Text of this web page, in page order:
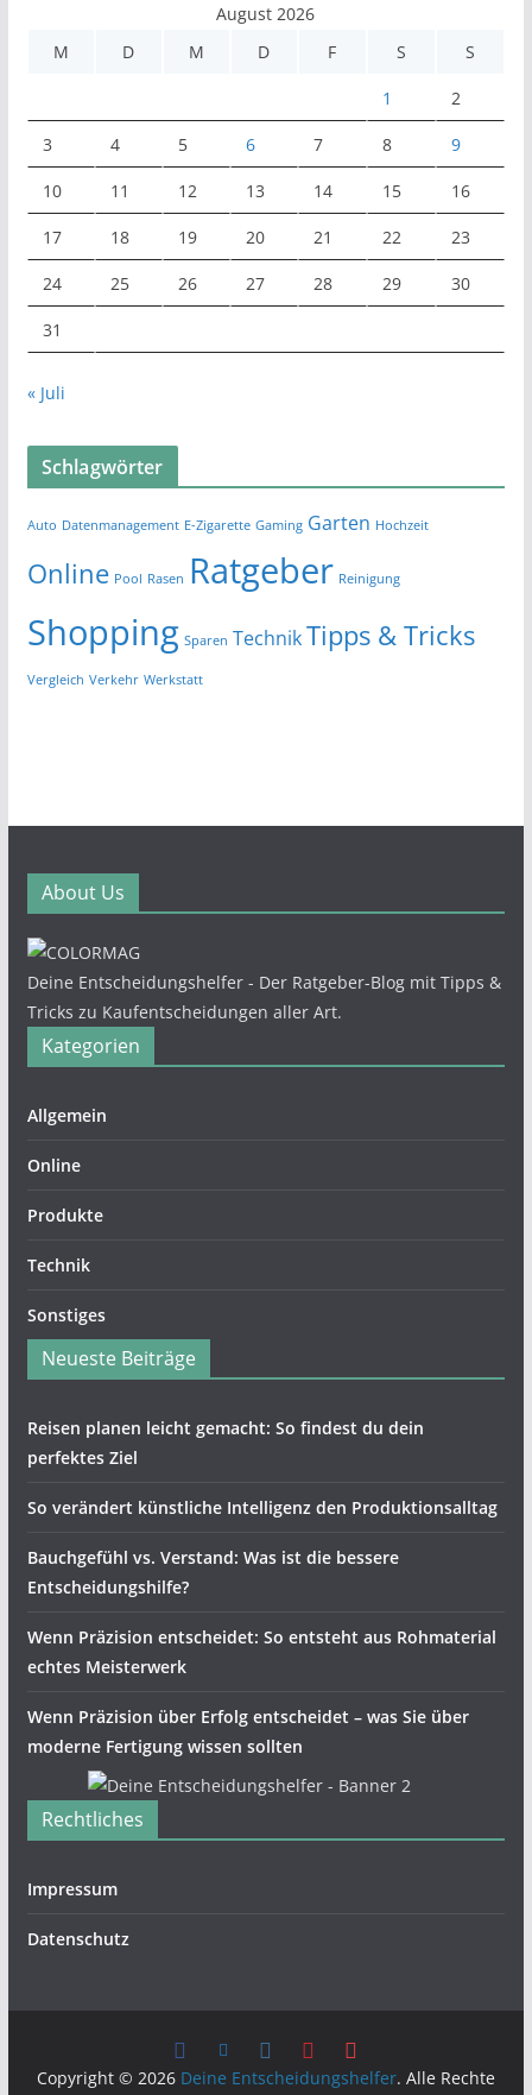
August 2026
M
D M D F S S
1 2
3 4 5 6 7 8 9
10 11 12 13 14 15 16
17 18 19 20 21 22 23
24 25 26 27 28 29 30
31
« Juli
Schlagwörter
Auto Datenmanagement E-Zigarette Gaming Garten Hochzeit
Online Pool Rasen Ratgeber Reinigung
Shopping Sparen TechnikTipps & Tricks
Vergleich Verkehr Werkstatt
About Us
Deine Entscheidungshelfer - Der Ratgeber-Blog mit Tipps &
Tricks zu Kaufentscheidungen aller Art.
Kategorien
Allgemein
Online
Produkte
Technik
Sonstiges
Neueste Beiträge
Reisen planen leicht gemacht: So findest du dein
perfektes Ziel
So verändert künstliche Intelligenz den Produktionsalltag
Bauchgefühl vs. Verstand: Was ist die bessere
Entscheidungshilfe?
Wenn Präzision entscheidet: So entsteht aus Rohmaterial
echtes Meisterwerk
Wenn Präzision über Erfolg entscheidet – was Sie über
moderne Fertigung wissen sollten
Rechtliches
Impressum
Datenschutz
Copyright © 2026 Deine Entscheidungshelfer. Alle Rechte